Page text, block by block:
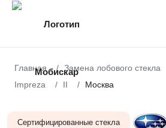
Главная Замена лобового стекла
Impreza
II Москва
Сертифицированные стекла